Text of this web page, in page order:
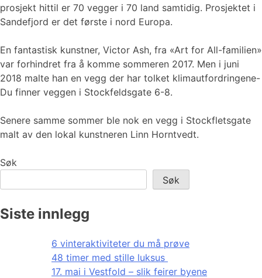
prosjekt hittil er 70 vegger i 70 land samtidig. Prosjektet i
Sandefjord er det første i nord Europa.
En fantastisk kunstner, Victor Ash, fra «Art for All-familien»
var forhindret fra å komme sommeren 2017. Men i juni
2018 malte han en vegg der har tolket klimautfordringene-
Du finner veggen i Stockfeldsgate 6-8.
Senere samme sommer ble nok en vegg i Stockfletsgate
malt av den lokal kunstneren Linn Horntvedt.
Søk
Søk
Siste innlegg
6 vinteraktiviteter du må prøve
48 timer med stille luksus
17. mai i Vestfold – slik feirer byene